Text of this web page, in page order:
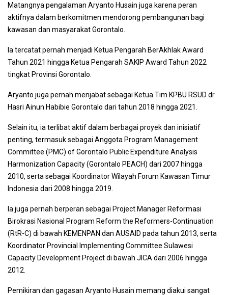
Matangnya pengalaman Aryanto Husain juga karena peran
aktifnya dalam berkomitmen mendorong pembangunan bagi
kawasan dan masyarakat Gorontalo.
Ia tercatat pernah menjadi Ketua Pengarah BerAkhlak Award
Tahun 2021 hingga Ketua Pengarah SAKIP Award Tahun 2022
tingkat Provinsi Gorontalo.
Aryanto juga pernah menjabat sebagai Ketua Tim KPBU RSUD dr.
Hasri Ainun Habibie Gorontalo dari tahun 2018 hingga 2021.
Selain itu, ia terlibat aktif dalam berbagai proyek dan inisiatif
penting, termasuk sebagai Anggota Program Management
Committee (PMC) of Gorontalo Public Expenditure Analysis
Harmonization Capacity (Gorontalo PEACH) dari 2007 hingga
2010, serta sebagai Koordinator Wilayah Forum Kawasan Timur
Indonesia dari 2008 hingga 2019.
Ia juga pernah berperan sebagai Project Manager Reformasi
Birokrasi Nasional Program Reform the Reformers-Continuation
(RtR-C) di bawah KEMENPAN dan AUSAID pada tahun 2013, serta
Koordinator Provincial Implementing Committee Sulawesi
Capacity Development Project di bawah JICA dari 2006 hingga
2012.
Pemikiran dan gagasan Aryanto Husain memang diakui sangat